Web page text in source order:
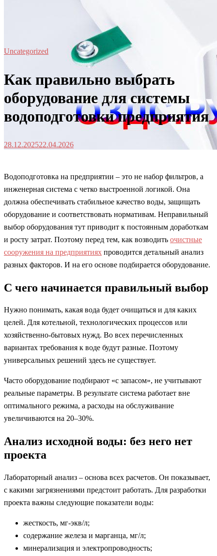
Uncategorized
Как правильно выбрать
оборудование для системы
водоподготовки предприятия
28.12.202522.04.2026
Водоподготовка на предприятии – это не набор фильтров, а
инженерная система с четко выстроенной логикой. Она
должна обеспечивать стабильное качество воды, защищать
оборудование и соответствовать нормативам. Неправильный
выбор оборудования тут приводит к постоянным доработкам
и росту затрат. Поэтому перед тем, как возводить очистные
сооружения на предприятиях проводится детальный анализ
разных факторов. И на его основе подбирается оборудование.
С чего начинается правильный выбор
Нужно понимать, какая вода будет очищаться и для каких
целей. Для котельной, технологических процессов или
хозяйственно-бытовых нужд. Во всех перечисленных
вариантах требования к воде будут разные. Поэтому
универсальных решений здесь не существует.
Часто оборудование подбирают «с запасом», не учитывают
реальные параметры. В результате система работает вне
оптимального режима, а расходы на обслуживание
увеличиваются на 20–30%.
Анализ исходной воды: без него нет
проекта
Лабораторный анализ – основа всех расчетов. Он показывает,
с какими загрязнениями предстоит работать. Для разработки
проекта важны следующие показатели воды:
жесткость, мг-экв/л;
содержание железа и марганца, мг/л;
минерализация и электропроводность;